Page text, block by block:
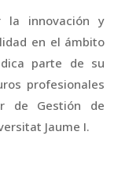
la innovación y
en el ámbito
parte de su
profesionales
de Gestión de
Jaume I.